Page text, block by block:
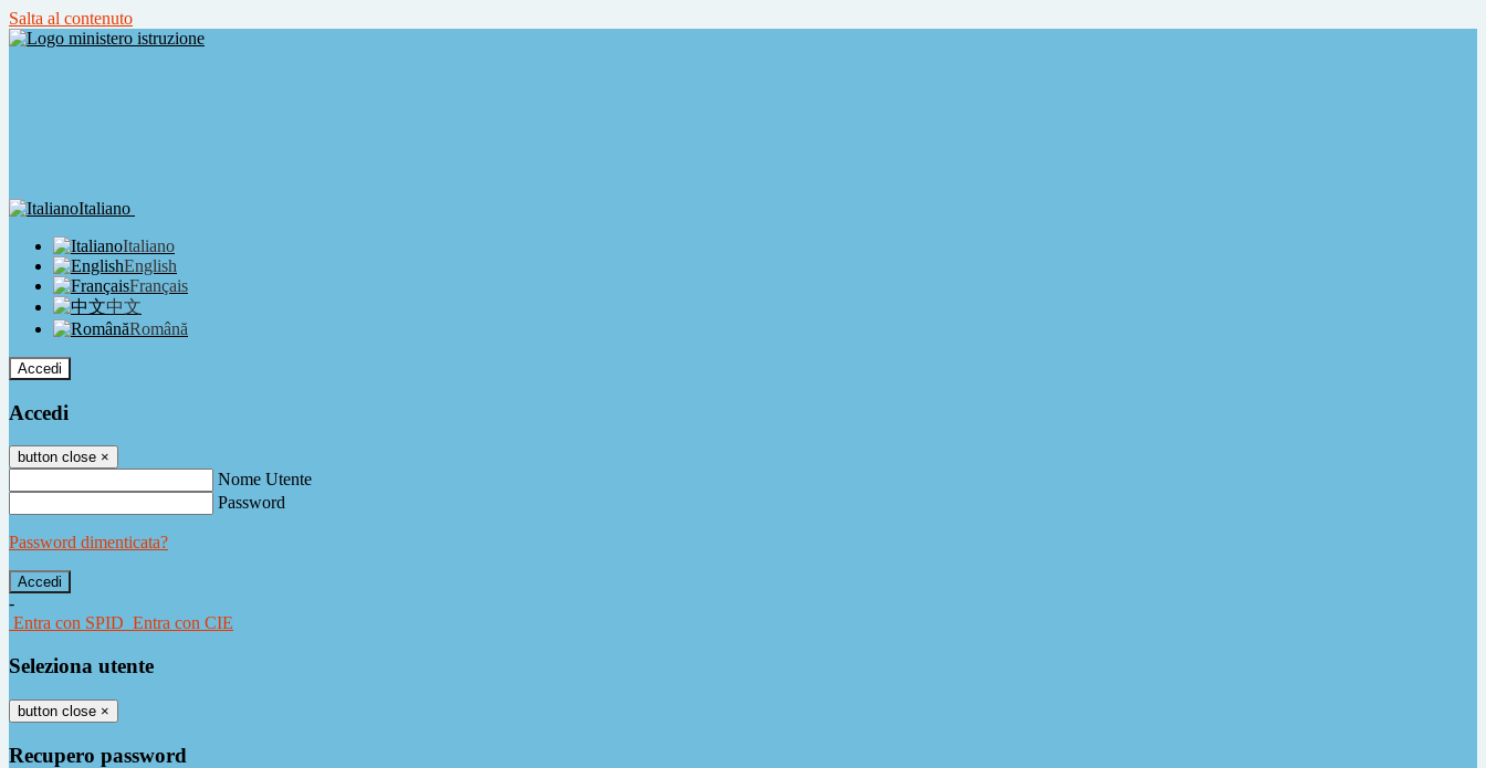
Salta al contenuto
Italiano
Italiano
English
Français
中文
Română
Accedi
Accedi
button close ×
Nome Utente
Password
Password dimenticata?
-
Entra con SPID Entra con CIE
Seleziona utente
button close ×
Recupero password